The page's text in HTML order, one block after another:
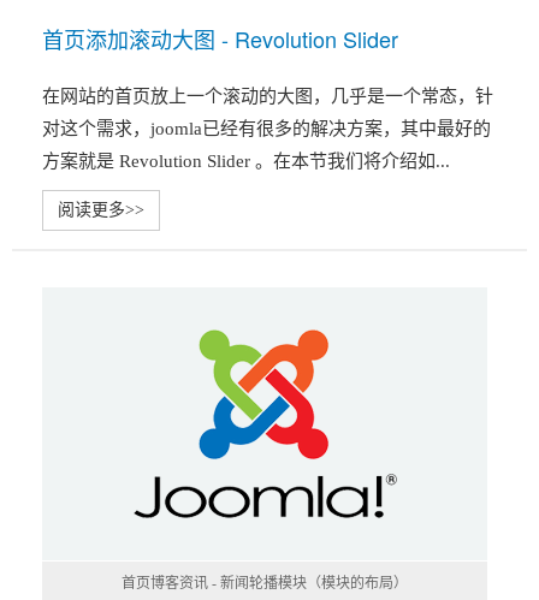
首页添加滚动大图 - Revolution Slider
在网站的首页放上一个滚动的大图，几乎是一个常态，针
对这个需求，joomla已经有很多的解决方案，其中最好的
方案就是 Revolution Slider 。在本节我们将介绍如...
阅读更多>>
首页博客资讯 - 新闻轮播模块（模块的布局）